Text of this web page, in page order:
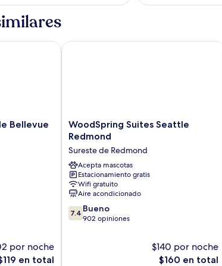
cama
Bellevue
por noche
en total
Redmond
WoodSpring
Suites
Redmond
Sureste
de
Redmond
WoodSpring Suites Seattle
Redmond
Sureste de Redmond
Acepta mascotas
Estacionamiento gratis
Wifi gratuito
Aire acondicionado
7.4
de
7.4 Bueno
902 opiniones
$140 por noche
El
$160 en total
WoodSpring Suites Seattle Redmond